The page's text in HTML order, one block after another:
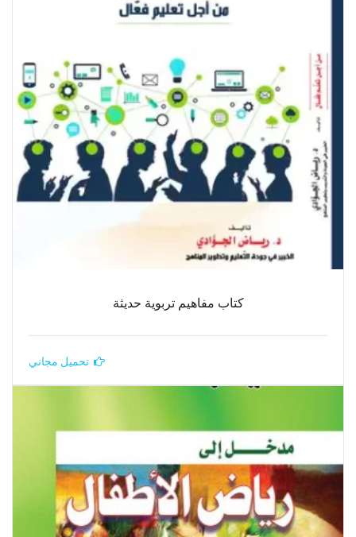
كتاب مفاهيم تربوية حديثة
تحميل مجاني